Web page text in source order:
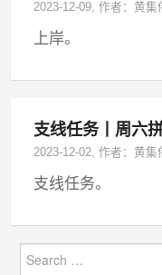
2023-12-09, 作者：黄集
上岸。
支线任务丨周六
2023-12-02, 作者：黄集
支线任务。
for: